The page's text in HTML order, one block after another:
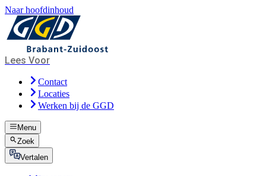
Naar hoofdinhoud
Lees Voor
Contact
Locaties
Werken bij de GGD
Menu
Zoek
Vertalen